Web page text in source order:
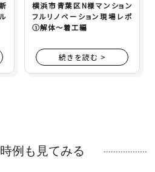
横浜市青葉区N様マンション
フルリノベーション現場レポ
①解体～着工編
続きを読む >
例も見てみる